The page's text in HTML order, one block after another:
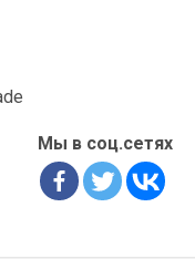
Мы в соц.сетях